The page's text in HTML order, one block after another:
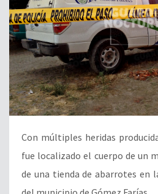
Con múltiples heridas
fue localizado el cuerpo de un
de una tienda de abarrotes en